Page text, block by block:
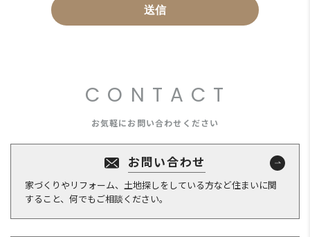
CONTACT
お気軽にお問い合わせください
お問い合わせ
家づくりやリフォーム、土地探しをしている方など住まいに関
すること、何でもご相談ください。